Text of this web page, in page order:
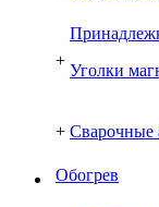
+
Уголки
+ Сварочные
Обогрев